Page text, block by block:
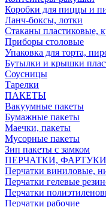
Коробки для пиццы и
Ланч-боксы, лотки
Стаканы пластиковые,
Приборы столовые
Упаковка для торта,
Бутылки и крышки
Соусницы
Тарелки
ПАКЕТЫ
Вакуумные пакеты
Бумажные пакеты
Маечки, пакеты
Мусорные пакеты
Зип пакеты с замком
ПЕРЧАТКИ, ФАРТУКИ
Перчатки виниловые,
Перчатки гелевые
Перчатки
Перчатки рабочие